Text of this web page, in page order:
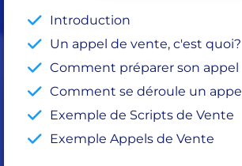
Introduction
Un appel de vente, c'est quoi?
Comment préparer son appel
Comment se déroule un appel
Exemple de Scripts de Vente
Exemple Appels de Vente